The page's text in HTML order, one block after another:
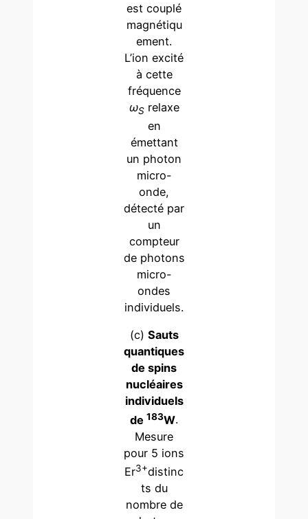
est couplé
magnétiqu
ement.
L’ion excité
à cette
fréquence
ωSrelaxe
en
émettant
un photon
micro-
onde,
détecté par
un
compteur
de photons
micro-
ondes
individuels.
(c) Sauts
quantiques
de spins
nucléaires
individuels
de 183W.
Mesure
pour 5 ions
Er3+distinc
ts du
nombre de